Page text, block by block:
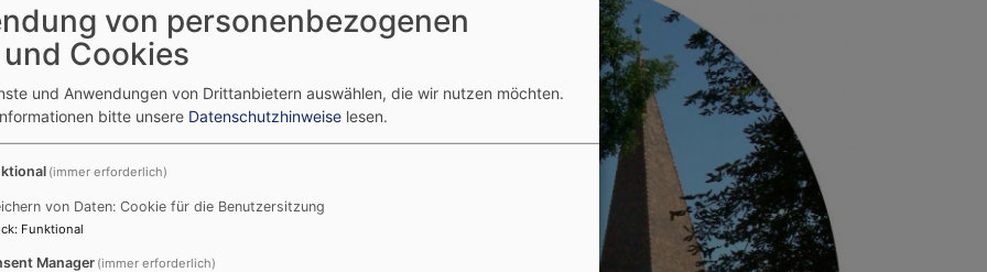
von personenbezogenen
Cookies
und Anwendungen von Drittanbietern auswählen, die wir nutzen möchten.
bitte unsere Datenschutzhinweise lesen.
(immer erforderlich)
von Daten: Cookie für die Benutzersitzung
: Funktional
Manager (immer erforderlich)